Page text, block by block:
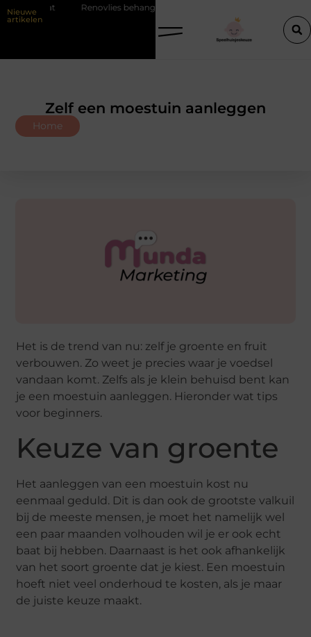
Nieuwe
artikelen
Renovlies behang voor strakke wanden
Zelf een moestuin aanleggen
Home
Het is de trend van nu: zelf je groente en fruit
verbouwen. Zo weet je precies waar je voedsel
vandaan komt. Zelfs als je klein behuisd bent kan
je een moestuin aanleggen. Hieronder wat tips
voor beginners.
Keuze van groente
Het aanleggen van een moestuin kost nu
eenmaal geduld. Dit is dan ook de grootste valkuil
bij de meeste mensen, je moet het namelijk wel
een paar maanden volhouden wil je er ook echt
baat bij hebben. Daarnaast is het ook afhankelijk
van het soort groente dat je kiest. Een moestuin
hoeft niet veel onderhoud te kosten, als je maar
de juiste keuze maakt.